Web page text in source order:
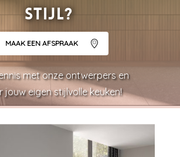
stijl?
MAAK EEN AFSPRAAK
met onze ontwerpers en
jouw eigen stijlvolle keuken!